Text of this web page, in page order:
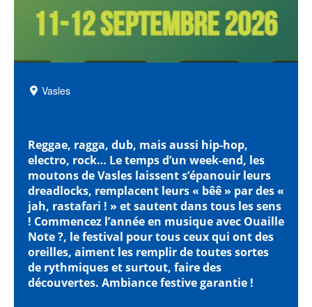
Vasles
Reggae, ragga, dub, mais aussi hip-hop,
electro, rock… Le temps d’un week-end, les
moutons de Vasles laissent s’épanouir leurs
dreadlocks, remplacent leurs « bêê » par des «
jah, rastafari ! » et sautent dans tous les sens
! Commencez l’année en musique avec Ouaille
Note ?, le festival pour tous ceux qui ont des
oreilles, aiment les remplir de toutes sortes
de rythmiques et surtout, faire des
découvertes. Ambiance festive garantie !